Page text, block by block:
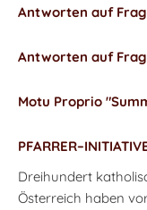
Antworten auf
Antworten auf
Motu Proprio
Dreihundert
Österreich haben